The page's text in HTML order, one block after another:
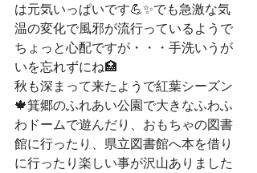
は元気いっぱいです💪✨でも急激な気
温の変化で風邪が流行っているようで
ちょっと心配ですが・・・手洗いうが
いを忘れずにね🏥
秋も深まって来たようで紅葉シーズン
🍁箕郷のふれあい公園で大きなふわふ
わドームで遊んだり、おもちゃの図書
館に行ったり、県立図書館へ本を借り
に行ったり楽しい事が沢山ありました